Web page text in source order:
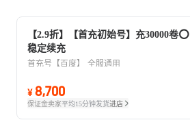
【2.9折】【首充初始号】充30000卷⭕
稳定续充
首充号【百度】 全服通用
¥ 8,700
保证金卖家平均15分钟发货进店